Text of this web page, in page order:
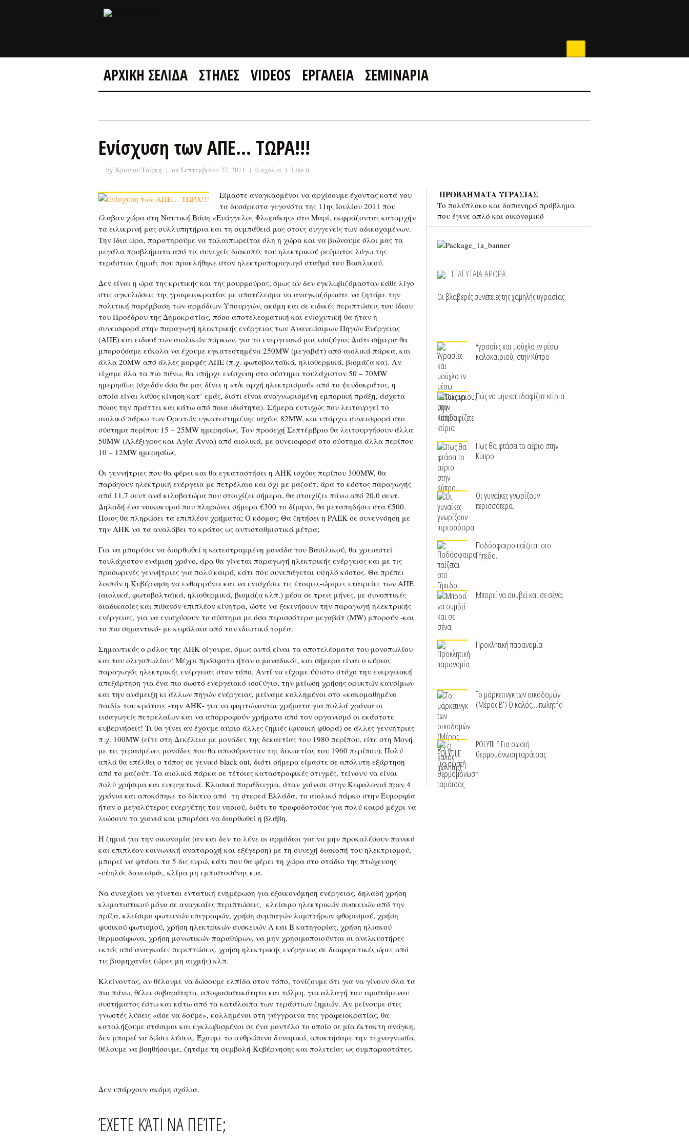
ΑΡΧΙΚΗ ΣΕΛΙΔΑ ΣΤΗΛΕΣ VIDEOS ΕΡΓΑΛΕΙΑ ΣΕΜΙΝΑΡΙΑ
Ενίσχυση των ΑΠΕ… ΤΩΡΑ!!!
by Χρίστου Τσίγκη | on Σεπτεμβρίου 27, 2011 | 0 σχόλια | Like it
Είμαστε αναγκασμένοι να αρχίσουμε έχοντας κατά νου
τα δυσάρεστα γεγονότα της 11ης Ιουλίου 2011 που
έλαβαν χώρα στη Ναυτική Βάση «Ευάγγελος Φλωράκης» στο Μαρί, εκφράζοντας καταρχήν
τα ειλικρινή μας συλλυπητήρια και τη συμπάθειά μας στους συγγενείς των αδικοχαμένων.
Την ίδια ώρα, παρατηρούμε να ταλαιπωρείται όλη η χώρα και να βιώνουμε όλοι μας τα
μεγάλα προβλήματα από τις συνεχείς διακοπές του ηλεκτρικού ρεύματος λόγω της
τεράστιας ζημιάς που προκλήθηκε στον ηλεκτροπαραγωγό σταθμό του Βασιλικού.
Δεν είναι η ώρα της κριτικής και της μουρμούρας, όμως αν δεν εγκλωβιζόμασταν κάθε λίγο
στις αγκυλώσεις της γραφειοκρατίας με αποτέλεσμα να αναγκαζόμαστε να ζητάμε την
πολιτική παρέμβαση των αρμόδιων Υπουργών, ακόμη και σε ειδικές περιπτώσεις του ίδιου
του Προέδρου της Δημοκρατίας, πόσο αποτελεσματική και ενισχυτική θα ήταν η
συνεισφορά στην παραγωγή ηλεκτρικής ενέργειας των Ανανεώσιμων Πηγών Ενέργειας
(ΑΠΕ) και ειδικά των αιολικών πάρκων, για το ενεργειακό μας ισοζύγιο; Διότι σήμερα θα
μπορούσαμε εύκολα να έχουμε εγκατεστημένα 250MW (μεγαβάτ) από αιολικά πάρκα, και
άλλα 20MW από άλλες μορφές ΑΠΕ (π.χ. φωτοβολταϊκά, ηλιοθερμικά, βιομάζα κα). Αν
είχαμε όλα τα πιο πάνω, θα υπήρχε ενίσχυση στο σύστημα τουλάχιστον 50 – 70MW
ημερησίως (σχεδόν όσα θα μας δίνει η «τ/κ αρχή ηλεκτρισμού» από το ψευδοκράτος, η
οποία είναι λάθος κίνηση κατ’ εμάς, διότι είναι αναγνωρισμένη εμπορική πράξη, άσχετα
ποιος την πράττει και κάτω από ποια ιδιότητα). Σήμερα ευτυχώς που λειτουργεί το
αιολικό πάρκο των Ορειτών εγκατεστημένης ισχύος 82MW, και υπάρχει συνεισφορά στο
σύστημα περίπου 15 – 25MW ημερησίως. Τον προσεχή Σεπτέμβριο θα λειτουργήσουν άλλα
50MW (Αλέξιγρος και Αγία Άννα) από αιολικά, με συνεισφορά στο σύστημα άλλα περίπου
10 – 12MW ημερησίως.
Οι γεννήτριες που θα φέρει και θα εγκαταστήσει η ΑΗΚ ισχύος περίπου 300MW, θα
παράγουν ηλεκτρική ενέργεια με πετρέλαιο και όχι με μαζούτ, άρα το κόστος παραγωγής
από 11,7 σεντ ανά κιλοβατώρα που στοιχίζει σήμερα, θα στοιχίζει πάνω από 20,0 σεντ.
Δηλαδή ένα νοικοκυριό που πληρώνει σήμερα €300 το δίμηνο, θα μεταπηδήσει στα €500.
Ποιος θα πληρώσει τα επιπλέον χρήματα; Ο κόσμος; Θα ζητήσει η ΡΑΕΚ σε συνεννόηση με
την ΑΗΚ να τα αναλάβει το κράτος ως αντισταθμιστικά μέτρα;
Για να μπορέσει να διορθωθεί η κατεστραμμένη μονάδα του Βασιλικού, θα χρειαστεί
τουλάχιστον ενάμιση χρόνο, άρα θα γίνεται παραγωγή ηλεκτρικής ενέργειας και με τις
προσωρινές γεννήτριες για πολύ καιρό, κάτι που συνεπάγεται υψηλό κόστος. Θα πρέπει
λοιπόν η Κυβέρνηση να ενθαρρύνει και να ενισχύσει τις έτοιμες-ώριμες εταιρείες των ΑΠΕ
(αιολικά, φωτοβολταϊκά, ηλιοθερμικά, βιομάζα κλπ.) μέσα σε τρεις μήνες, με συνοπτικές
διαδικασίες και πιθανόν επιπλέον κίνητρα, ώστε να ξεκινήσουν την παραγωγή ηλεκτρικής
ενέργειας, για να ενισχύσουν το σύστημα με όσα περισσότερα μεγαβάτ (MW) μπορούν -και
το πιο σημαντικό- με κεφάλαια από τον ιδιωτικό τομέα.
Σημαντικός ο ρόλος της ΑΗΚ σίγουρα, όμως αυτά είναι τα αποτελέσματα του μονοπωλίου
και του ολιγοπωλίου! Μέχρι πρόσφατα ήταν ο μοναδικός, και σήμερα είναι ο κύριος
παραγωγός ηλεκτρικής ενέργειας στον τόπο. Αντί να είχαμε ύψιστο στόχο την ενεργειακή
απεξάρτηση για ένα πιο σωστό ενεργειακό ισοζύγιο, την μείωση χρήσης ορυκτών καυσίμων
και την ανάμειξη κι άλλων πηγών ενέργειας, μείναμε κολλημένοι στο «κακομαθημένο
παιδί» του κράτους -την ΑΗΚ- για να φορτώνονται χρήματα για πολλά χρόνια οι
εισαγωγείς πετρελαίων και να απορροφούν χρήματα από τον οργανισμό οι εκάστοτε
κυβερνήσεις! Τι θα γίνει αν έχουμε αύριο άλλες ζημιές (φυσική φθορά) σε άλλες γεννήτριες
π.χ. 100MW (είτε στη Δεκέλεια με μονάδες της δεκαετίας του 1980 περίπου, είτε στη Μονή
με τις γερασμένες μονάδες που θα αποσύρονταν της δεκαετίας του 1960 περίπου); Πολύ
απλά θα επέλθει ο τόπος σε γενικό black out, διότι σήμερα είμαστε σε απόλυτη εξάρτηση
από το μαζούτ. Τα αιολικά πάρκα σε τέτοιες καταστροφικές στιγμές, τείνουν να είναι
πολύ χρήσιμα και ευεργετικά. Κλασικό παράδειγμα, όταν χιόνισε στην Κεφαλονιά πριν 4
χρόνια και αποκόπηκε το δίκτυο από τη στερεά Ελλάδα, το αιολικό πάρκο στην Ευμορφία
ήταν ο μεγαλύτερος ευεργέτης του νησιού, διότι το τροφοδοτούσε για πολύ καιρό μέχρι να
λιώσουν τα χιονιά και μπορέσει να διορθωθεί η βλάβη.
Η ζημιά για την οικονομία (αν και δεν το λένε οι αρμόδιοι για να μην προκαλέσουν πανικό
και επιπλέον κοινωνική αναταραχή και εξέγερση) με τη συνεχή διακοπή του ηλεκτρισμού,
μπορεί να φτάσει τα 5 δις ευρώ, κάτι που θα φέρει τη χώρα στο στάδιο της πτώχευσης
-υψηλός δανεισμός, κλίμα μη εμπιστοσύνης κ.α.
Να συνεχίσει να γίνεται εντατική ενημέρωση για εξοικονόμηση ενέργειας, δηλαδή χρήση
κλιματιστικού μόνο σε αναγκαίες περιπτώσεις, κλείσιμο ηλεκτρικών συσκευών από την
πρίζα, κλείσιμο φωτεινών επιγραφών, χρήση συμπαγών λαμπτήρων φθορισμού, χρήση
φυσικού φωτισμού, χρήση ηλεκτρικών συσκευών Α και Β κατηγορίας, χρήση ηλιακού
θερμοσίφωνα, χρήση μονωτικών παραθύρων, να μην χρησιμοποιούνται οι ανελκυστήρες
εκτός από αναγκαίες περιπτώσεις, χρήση ηλεκτρικής ενέργειας σε διαφορετικές ώρες από
τις βιομηχανίες (ώρες μη αιχμής) κλπ.
Κλείνοντας, αν θέλουμε να δώσουμε ελπίδα στον τόπο, τονίζουμε ότι για να γίνουν όλα τα
πιο πάνω, θέλει σοβαρότητα, αποφασιστικότητα και τόλμη, για αλλαγή του υφιστάμενου
συστήματος έστω και κάτω από τα κατάλοιπα των τεράστιων ζημιών. Αν μείνουμε στις
γνωστές λύσεις «άσε να δούμε», κολλημένοι στη γάγγραινα της γραφειοκρατίας, θα
καταλήξουμε στάσιμοι και εγκλωβισμένοι σε ένα μοντέλο το οποίο σε μία έκτακτη ανάγκη,
δεν μπορεί να δώσει λύσεις. Έχουμε το ανθρώπινο δυναμικό, αποκτήσαμε την τεχνογνωσία,
θέλουμε να βοηθήσουμε, ζητάμε τη συμβολή Κυβέρνησης και πολιτείας ως συμπαραστάτες.
Δεν υπάρχουν ακόμη σχόλια.
ΈΧΕΤΕ ΚΆΤΙ ΝΑ ΠΕΊΤΕ;
ΠΡΟΒΛΗΜΑΤΑ ΥΓΡΑΣΙΑΣ
Το πολύπλοκο και δαπανηρό πρόβλημα
που έγινε απλό και οικονομικό
ΤΕΛΕΥΤΑΙΑ ΑΡΘΡΑ
Οι βλαβερές συνέπειες της χαμηλής υγρασίας
Υγρασίες και μούχλα εν μέσω
καλοκαιριού, στην Κύπρο
Πώς να μην κατεδαφίζετε κτίρια
Πως θα φτάσει το αέριο στην
Κύπρο.
Οι γυναίκες γνωρίζουν
περισσότερα.
Ποδόσφαιρο παίζεται στο
Γήπεδο.
Μπορεί να συμβεί και σε σένα;
Προκλητική παρανομία
Το μάρκετινγκ των οικοδομών
(Μέρος Β’) Ο καλός… πωλητής!
POLYTILE Για σωστή
θερμομόνωση ταράτσας